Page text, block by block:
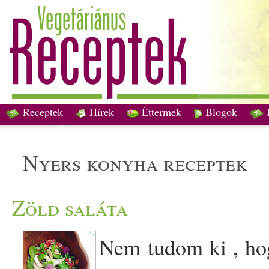
Receptek Hírek Éttermek Blogok
nyers konyha receptek
Zöld saláta
Nem tudom ki ,